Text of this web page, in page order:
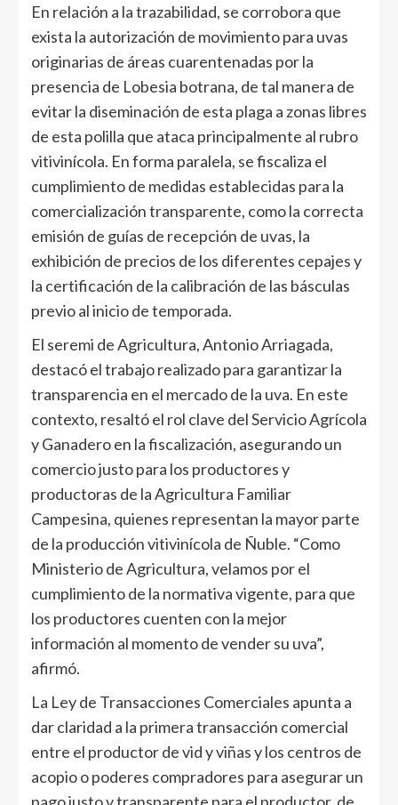
En relación a la trazabilidad, se corrobora que
exista la autorización de movimiento para uvas
originarias de áreas cuarentenadas por la
presencia de Lobesia botrana, de tal manera de
evitar la diseminación de esta plaga a zonas libres
de esta polilla que ataca principalmente al rubro
vitivinícola. En forma paralela, se fiscaliza el
cumplimiento de medidas establecidas para la
comercialización transparente, como la correcta
emisión de guías de recepción de uvas, la
exhibición de precios de los diferentes cepajes y
la certificación de la calibración de las básculas
previo al inicio de temporada.
El seremi de Agricultura, Antonio Arriagada,
destacó el trabajo realizado para garantizar la
transparencia en el mercado de la uva. En este
contexto, resaltó el rol clave del Servicio Agrícola
y Ganadero en la fiscalización, asegurando un
comercio justo para los productores y
productoras de la Agricultura Familiar
Campesina, quienes representan la mayor parte
de la producción vitivinícola de Ñuble. “Como
Ministerio de Agricultura, velamos por el
cumplimiento de la normativa vigente, para que
los productores cuenten con la mejor
información al momento de vender su uva”,
afirmó.
La Ley de Transacciones Comerciales apunta a
dar claridad a la primera transacción comercial
entre el productor de vid y viñas y los centros de
acopio o poderes compradores para asegurar un